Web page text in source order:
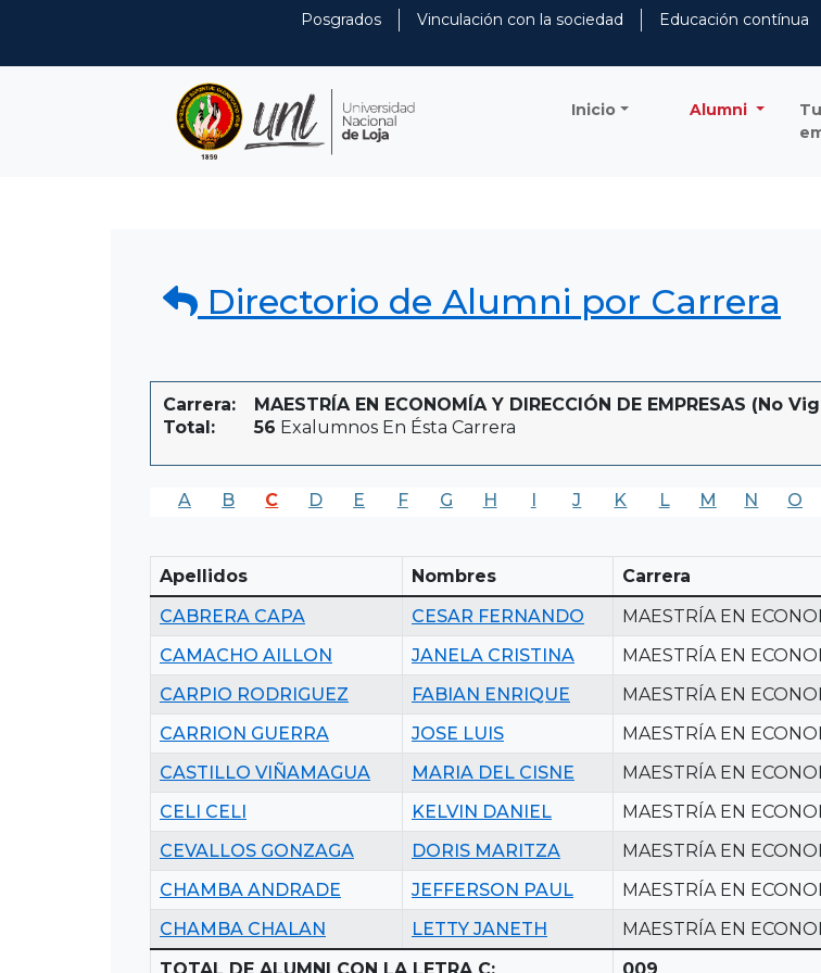
Posgrados Vinculación con la sociedad Educación contínua
Inicio Alumni
Tu
Directorio de Alumni por Carrera
Carrera:
MAESTRÍA EN ECONOMÍA Y DIRECCIÓN DE EMPRESAS (No
Total:
56 Exalumnos En Ésta Carrera
A B C D E F G H I J K L M N O
Apellidos Nombres Carrera
CABRERA CAPA
CESAR FERNANDO MAESTRÍA EN
CAMACHO AILLON
JANELA CRISTINA MAESTRÍA EN
CARPIO RODRIGUEZ
FABIAN ENRIQUE MAESTRÍA EN
CARRION GUERRA
JOSE LUIS MAESTRÍA EN
CASTILLO VIÑAMAGUA
MARIA DEL CISNE MAESTRÍA EN
CELI CELI
KELVIN DANIEL MAESTRÍA EN
CEVALLOS GONZAGA
DORIS MARITZA MAESTRÍA EN
CHAMBA ANDRADE
JEFFERSON PAUL MAESTRÍA EN
CHAMBA CHALAN
LETTY JANETH MAESTRÍA EN
TOTAL DE ALUMNI CON LA LETRA C:
009